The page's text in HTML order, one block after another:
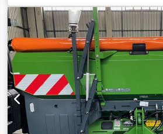
Rohrschutzbügel Roll- u /
Arbeitsbeleuchtung Neigungssensor
EasyCheck- Cedpfxjt A Tzwj Ah Horf